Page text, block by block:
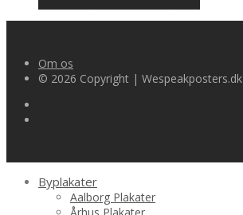
pris
pris
Om os
© 2026 Copyright | Wespeakposters.dk
Byplakater
Aalborg Plakater